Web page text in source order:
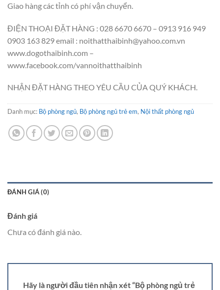
Giao hàng các tỉnh có phí vận chuyển.
ĐIỆN THOẠI ĐẶT HÀNG : 028 6670 6670 – 0913 916 949
0903 163 829 email : noithatthaibinh@yahoo.com.vn
www.dogothaibinh.com –
www.facebook.com/vannoithatthaibinh
NHẬN ĐẶT HÀNG THEO YÊU CẦU CỦA QUÝ KHÁCH.
Danh mục: Bộ phòng ngủ, Bộ phòng ngủ trẻ em, Nội thất phòng ngủ
ĐÁNH GIÁ (0)
Đánh giá
Chưa có đánh giá nào.
Hãy là người đầu tiên nhận xét “Bộ phòng ngủ trẻ